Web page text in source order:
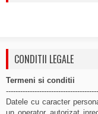
CONDITII LEGALE
Termeni si conditii
Datele cu caracter